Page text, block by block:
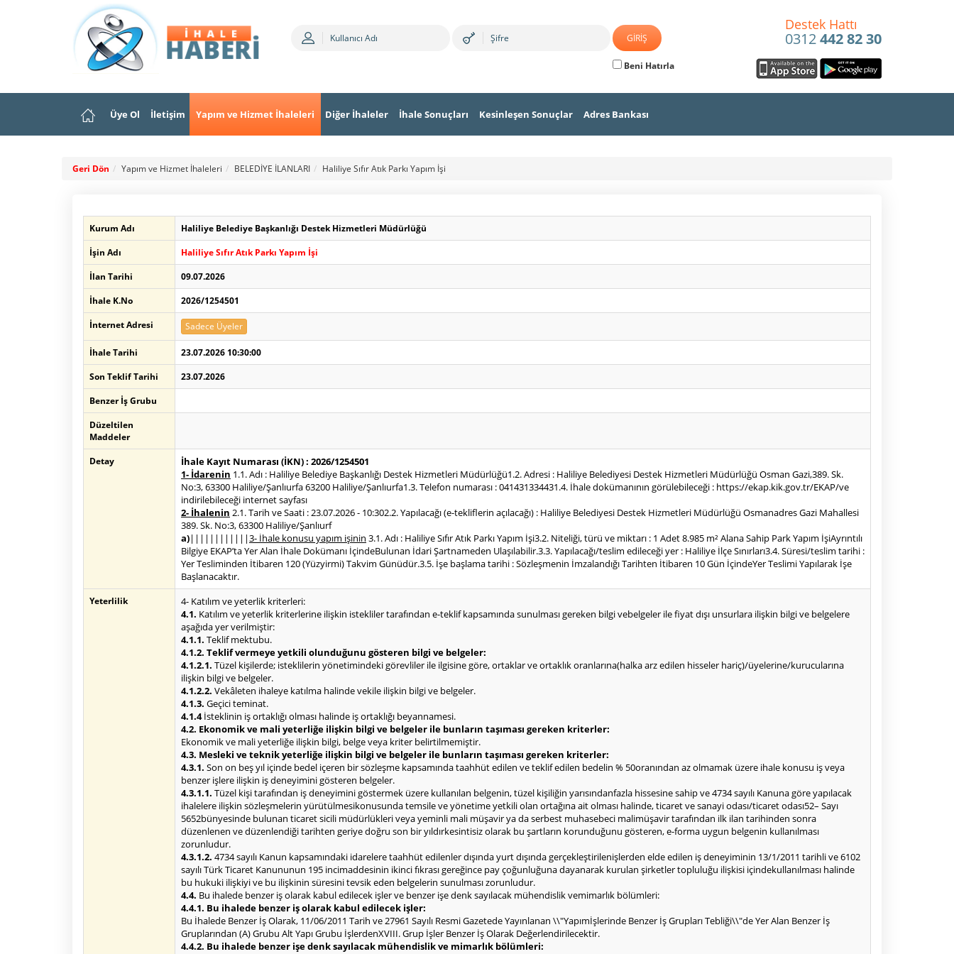
Beni Hatırla
Destek Hattı
0312442 82 30
Üye Ol İletişim Yapım ve Hizmet İhaleleri Diğer İhaleler İhale Sonuçları Kesinleşen Sonuçlar Adres Bankası
Geri Dön Yapım ve Hizmet İhaleleri BELEDİYE İLANLARI Haliliye Sıfır Atık Parkı Yapım İşi
Kurum Adı
Haliliye Belediye Başkanlığı Destek Hizmetleri Müdürlüğü
İşin Adı
Haliliye Sıfır Atık Parkı Yapım İşi
İlan Tarihi
09.07.2026
İhale K.No
2026/1254501
İnternet Adresi
Sadece Üyeler
İhale Tarihi
23.07.2026 10:30:00
Son Teklif Tarihi
23.07.2026
Benzer İş Grubu
Düzeltilen
Maddeler
Detay
İhale Kayıt Numarası (İKN) : 2026/1254501
1- İdarenin 1.1. Adı : Haliliye Belediye Başkanlığı Destek Hizmetleri Müdürlüğü1.2. Adresi : Haliliye Belediyesi Destek Hizmetleri Müdürlüğü Osman Gazi,389. Sk.
No:3, 63300 Haliliye/Şanlıurfa 63200 Haliliye/Şanlıurfa1.3. Telefon numarası : 041431334431.4. İhale dokümanının görülebileceği : https://ekap.kik.gov.tr/EKAP/ve
indirilebileceği internet sayfası
2- İhalenin 2.1. Tarih ve Saati : 23.07.2026 - 10:302.2. Yapılacağı (e-tekliflerin açılacağı) : Haliliye Belediyesi Destek Hizmetleri Müdürlüğü Osmanadres Gazi Mahallesi
389. Sk. No:3, 63300 Haliliye/Şanlıurf
a)||||||||||||3- İhale konusu yapım işinin 3.1. Adı : Haliliye Sıfır Atık Parkı Yapım İşi3.2. Niteliği, türü ve miktarı : 1 Adet 8.985 m² Alana Sahip Park Yapım İşiAyrıntılı
Bilgiye EKAP’ta Yer Alan İhale Dokümanı İçindeBulunan İdari Şartnameden Ulaşılabilir.3.3. Yapılacağı/teslim edileceği yer : Haliliye İlçe Sınırları3.4. Süresi/teslim tarihi :
Yer Tesliminden İtibaren 120 (Yüzyirmi) Takvim Günüdür.3.5. İşe başlama tarihi : Sözleşmenin İmzalandığı Tarihten İtibaren 10 Gün İçindeYer Teslimi Yapılarak İşe
Başlanacaktır.
Yeterlilik
4- Katılım ve yeterlik kriterleri:
4.1. Katılım ve yeterlik kriterlerine ilişkin istekliler tarafından e-teklif kapsamında sunulması gereken bilgi vebelgeler ile fiyat dışı unsurlara ilişkin bilgi ve belgelere
aşağıda yer verilmiştir:
4.1.1. Teklif mektubu.
4.1.2. Teklif vermeye yetkili olunduğunu gösteren bilgi ve belgeler:
4.1.2.1. Tüzel kişilerde; isteklilerin yönetimindeki görevliler ile ilgisine göre, ortaklar ve ortaklık oranlarına(halka arz edilen hisseler hariç)/üyelerine/kurucularına
ilişkin bilgi ve belgeler.
4.1.2.2. Vekâleten ihaleye katılma halinde vekile ilişkin bilgi ve belgeler.
4.1.3. Geçici teminat.
4.1.4İsteklinin iş ortaklığı olması halinde iş ortaklığı beyannamesi.
4.2. Ekonomik ve mali yeterliğe ilişkin bilgi ve belgeler ile bunların taşıması gereken kriterler:
Ekonomik ve mali yeterliğe ilişkin bilgi, belge veya kriter belirtilmemiştir.
4.3. Mesleki ve teknik yeterliğe ilişkin bilgi ve belgeler ile bunların taşıması gereken kriterler:
4.3.1. Son on beş yıl içinde bedel içeren bir sözleşme kapsamında taahhüt edilen ve teklif edilen bedelin % 50oranından az olmamak üzere ihale konusu iş veya
benzer işlere ilişkin iş deneyimini gösteren belgeler.
4.3.1.1. Tüzel kişi tarafından iş deneyimini göstermek üzere kullanılan belgenin, tüzel kişiliğin yarısındanfazla hissesine sahip ve 4734 sayılı Kanuna göre yapılacak
ihalelere ilişkin sözleşmelerin yürütülmesikonusunda temsile ve yönetime yetkili olan ortağına ait olması halinde, ticaret ve sanayi odası/ticaret odası52– Sayı
5652bünyesinde bulunan ticaret sicili müdürlükleri veya yeminli mali müşavir ya da serbest muhasebeci malimüşavir tarafından ilk ilan tarihinden sonra
düzenlenen ve düzenlendiği tarihten geriye doğru son bir yıldırkesintisiz olarak bu şartların korunduğunu gösteren, e-forma uygun belgenin kullanılması
zorunludur.
4.3.1.2. 4734 sayılı Kanun kapsamındaki idarelere taahhüt edilenler dışında yurt dışında gerçekleştirilenişlerden elde edilen iş deneyiminin 13/1/2011 tarihli ve 6102
sayılı Türk Ticaret Kanununun 195 incimaddesinin ikinci fıkrası gereğince pay çoğunluğuna dayanarak kurulan şirketler topluluğu ilişkisi içindekullanılması halinde
bu hukuki ilişkiyi ve bu ilişkinin süresini tevsik eden belgelerin sunulması zorunludur.
4.4. Bu ihalede benzer iş olarak kabul edilecek işler ve benzer işe denk sayılacak mühendislik vemimarlık bölümleri:
4.4.1. Bu ihalede benzer iş olarak kabul edilecek işler:
Bu İhalede Benzer İş Olarak, 11/06/2011 Tarih ve 27961 Sayılı Resmi Gazetede Yayınlanan \\"Yapımİşlerinde Benzer İş Grupları Tebliği\\"de Yer Alan Benzer İş
Gruplarından (A) Grubu Alt Yapı Grubu İşlerdenXVIII. Grup İşler Benzer İş Olarak Değerlendirilecektir.
4.4.2. Bu ihalede benzer işe denk sayılacak mühendislik ve mimarlık bölümleri: